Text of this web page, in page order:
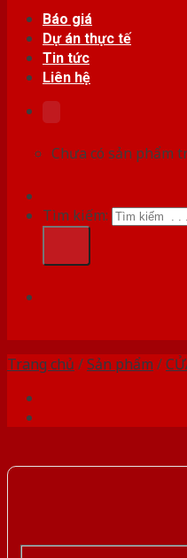
Báo giá
Dự án thực tế
Tin tức
Liên hệ
Chưa có sản phẩm
Tìm kiếm:
Trang chủ /Sản phẩm /